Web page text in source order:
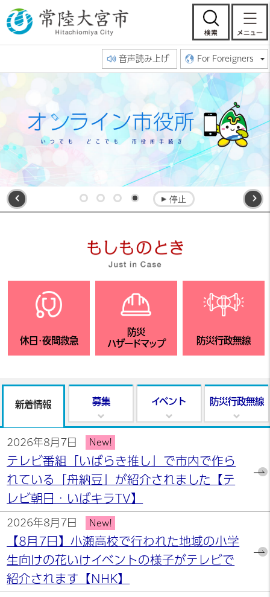
常陸大宮市公
検
音声読み上げ For Foreigners
1番目を表示
2番目を表示
3番目を表示
4番目を表示
停止
休日・夜間救急
防災
ハザードマップ
防災行政無線
新着情報 募集 イベント 防災行政無線
2026年8月7日 New!
テレビ番組「いばらき推し」で市内で作ら
れている「舟納豆」が紹介されました【テ
レビ朝日・いばキラTV】
2026年8月7日 New!
【8月7日】小瀬高校で行われた地域の小学
生向けの花いけイベントの様子がテレビで
紹介されます【NHK】